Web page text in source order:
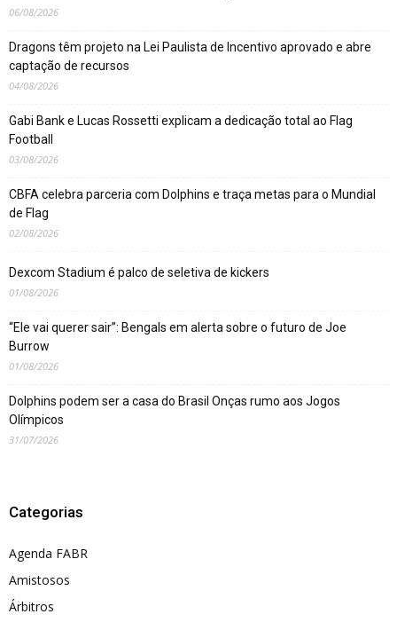
06/08/2026
Dragons têm projeto na Lei Paulista de Incentivo aprovado e abre
captação de recursos
04/08/2026
Gabi Bank e Lucas Rossetti explicam a dedicação total ao Flag
Football
03/08/2026
CBFA celebra parceria com Dolphins e traça metas para o Mundial
de Flag
02/08/2026
Dexcom Stadium é palco de seletiva de kickers
01/08/2026
“Ele vai querer sair”: Bengals em alerta sobre o futuro de Joe
Burrow
01/08/2026
Dolphins podem ser a casa do Brasil Onças rumo aos Jogos
Olímpicos
31/07/2026
Categorias
Agenda FABR
Amistosos
Árbitros